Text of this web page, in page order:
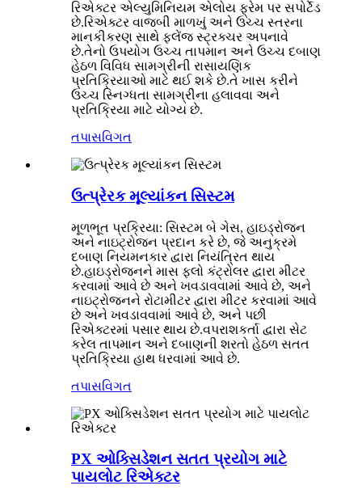
રિએક્ટર એલ્યુમિનિયમ એલોય ફ્રેમ પર સપોર્ટેડ
છે.રિએક્ટર વાજબી માળખું અને ઉચ્ચ સ્તરના
માનકીકરણ સાથે ફ્લેંજ સ્ટ્રક્ચર અપનાવે
છે.તેનો ઉપયોગ ઉચ્ચ તાપમાન અને ઉચ્ચ દબાણ
હેઠળ વિવિધ સામગ્રીની રાસાયણિક
પ્રતિક્રિયાઓ માટે થઈ શકે છે.તે ખાસ કરીને
ઉચ્ચ સ્નિગ્ધતા સામગ્રીના હલાવવા અને
પ્રતિક્રિયા માટે યોગ્ય છે.
તપાસવિગત
ઉત્પ્રેરક મૂલ્યાંકન સિસ્ટમ
મૂળભૂત પ્રક્રિયા: સિસ્ટમ બે ગેસ, હાઇડ્રોજન
અને નાઇટ્રોજન પ્રદાન કરે છે, જે અનુક્રમે
દબાણ નિયમનકાર દ્વારા નિયંત્રિત થાય
છે.હાઇડ્રોજનને માસ ફ્લો કંટ્રોલર દ્વારા મીટર
કરવામાં આવે છે અને ખવડાવવામાં આવે છે, અને
નાઇટ્રોજનને રોટામીટર દ્વારા મીટર કરવામાં આવે
છે અને ખવડાવવામાં આવે છે, અને પછી
રિએક્ટરમાં પસાર થાય છે.વપરાશકર્તા દ્વારા સેટ
કરેલ તાપમાન અને દબાણની શરતો હેઠળ સતત
પ્રતિક્રિયા હાથ ધરવામાં આવે છે.
તપાસવિગત
PX ઓક્સિડેશન સતત પ્રયોગ માટે
પાયલોટ રિએક્ટર